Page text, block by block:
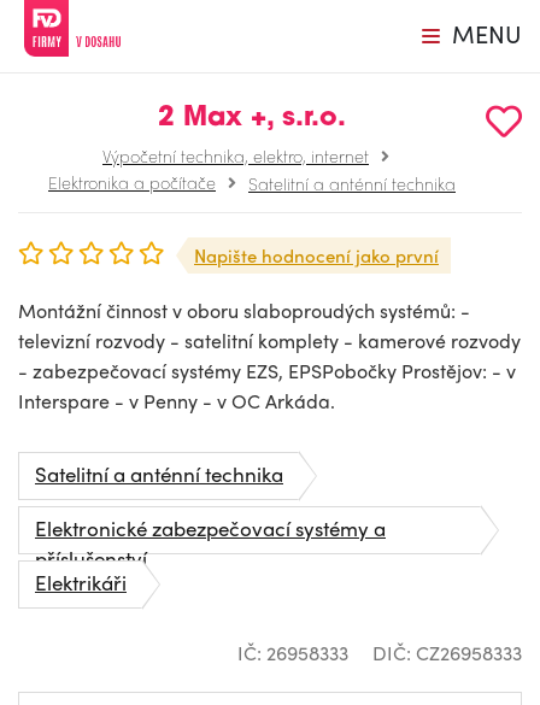
MENU
2 Max +, s.r.o.
Výpočetní technika, elektro, internet
Elektronika a počítače
Satelitní a anténní technika
Napište hodnocení jako první
Montážní činnost v oboru slaboproudých systémů: -
televizní rozvody - satelitní komplety - kamerové rozvody
- zabezpečovací systémy EZS, EPSPobočky Prostějov: - v
Interspare - v Penny - v OC Arkáda.
Satelitní a anténní technika
Elektronické zabezpečovací systémy a
příslušenství
Elektrikáři
IČ: 26958333 DIČ: CZ26958333